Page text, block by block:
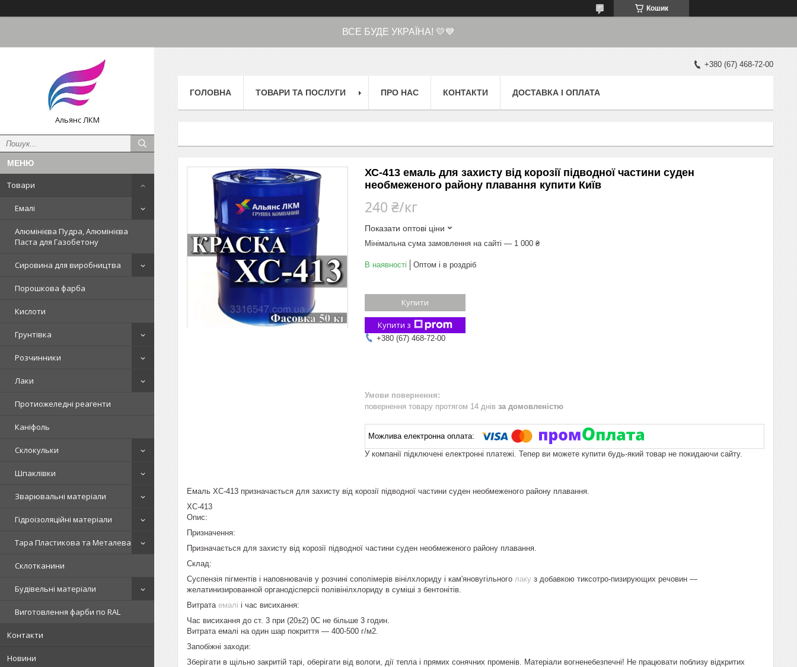
Кошик
ВСЕ БУДЕ УКРАЇНА! 💛💙
Альянс ЛКМ
Товари
Емалі
Алюмінієва Пудра, Алюмінієва
Паста для Газобетону
Сировина для виробництва
Порошкова фарба
Кислоти
Грунтівка
Розчинники
Лаки
Протиожеледні реагенти
Каніфоль
Склокульки
Шпаклівки
Зварювальні матеріали
Гідроізоляційні матеріали
Тара Пластикова та Металева
Склотканини
Будівельні матеріали
Виготовлення фарби по RAL
Контакти
Новини
+380 (67) 468-72-00
ГОЛОВНА ТОВАРИ ТА ПОСЛУГИ ПРО НАС КОНТАКТИ ДОСТАВКА І ОПЛАТА
ХС-413 емаль для захисту від корозії підводної частини суден
необмеженого району плавання купити Київ
240 ₴/кг
Показати оптові ціни
Мінімальна сума замовлення на сайті — 1 000 ₴
В наявності Оптом і в роздріб
Купити
Купити з
+380 (67) 468-72-00
повернення товару протягом 14 днів за домовленістю
У компанії підключені електронні платежі. Тепер ви можете купити будь-який товар не покидаючи сайту.
Емаль ХС-413 призначається для захисту від корозії підводної частини суден необмеженого району плавання.
ХС-413
Опис:
Призначення:
Призначається для захисту від корозії підводної частини суден необмеженого району плавання.
Склад:
Суспензія пігментів і наповнювачів у розчині сополімерів вінілхлориду і кам'яновугільного лаку з добавкою тиксотро-пизирующих речовин —
желатинизированной органодісперсіі полівінілхлориду в суміші з бентонітів.
Витрата емалі і час висихання:
Час висихання до ст. 3 при (20±2) 0С не більше 3 годин.
Витрата емалі на один шар покриття — 400-500 г/м2.
Запобіжні заходи:
Зберігати в щільно закритій тарі, оберігати від вологи, дії тепла і прямих сонячних променів. Матеріали вогненебезпечні! Не працювати поблизу відкритих